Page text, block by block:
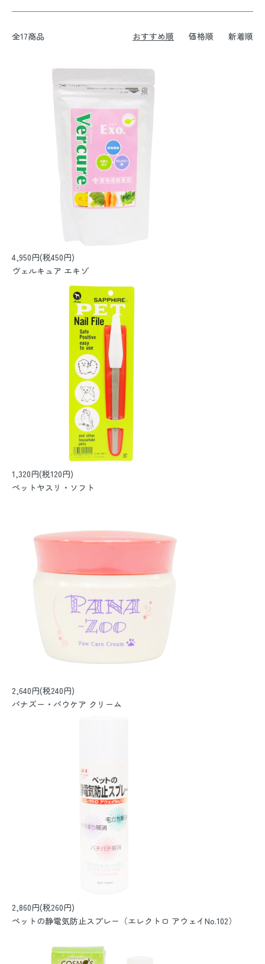
全17商品 おすすめ順 価格順 新着順
4,950円(税450円)
ヴェルキュア エキゾ
1,320円(税120円)
ペットヤスリ・ソフト
2,640円(税240円)
パナズー・パウケア クリーム
2,860円(税260円)
ペットの静電気防止スプレー（エレクトロ アウェイNo.102）